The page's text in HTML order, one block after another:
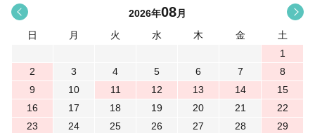
< >
2026年08月
日
月 火 水 木 金
土
1
2
3 4 5 6 7
8
9
10 11 12 13 14
15
16
17 18 19 20 21
22
23
24 25 26 27 28
29